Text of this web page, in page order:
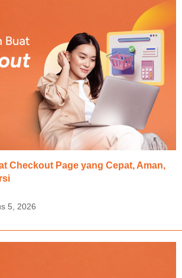
Checkout Page yang Cepat, Aman,
5, 2026